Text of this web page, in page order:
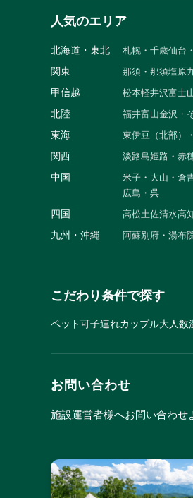
人気のエリア
北海道・東北 札幌・千歳仙台
関東 那須・那須塩原
甲信越 松本軽井沢富士
北陸 福井富山金沢・
東海 東伊豆（北部）
関西 淡路島姫路・赤
中国 米子・大山・倉
広島・呉
四国 高松土佐清水高
九州・沖縄 阿蘇別府・湯布
こだわり条件で探す
ペット可子連れカップル大人数
お問い合わせ
施設運営者様へお問い合わせ